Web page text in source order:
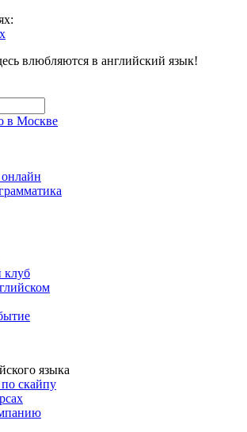
влюбляются в английский язык!
в Москве
клуб
языка
скайпу